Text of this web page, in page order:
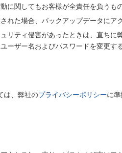
に関してもお客様が全責任を負うも
た場合、バックアップデータにア
リティ侵害があったときは、直ち
ザー名およびパスワードを変更す
は、弊社のプライバシーポリシーに